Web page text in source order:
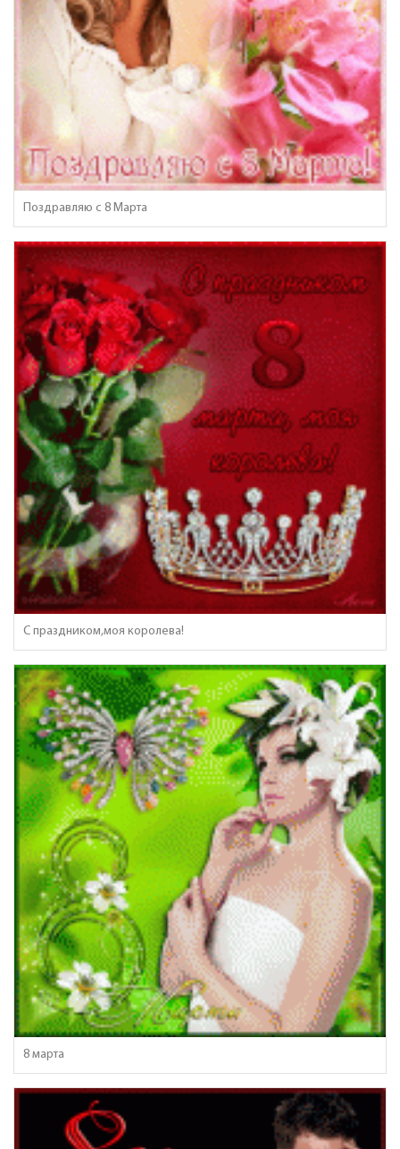
Поздравляю с 8 Марта
С праздником,моя королева!
8 марта